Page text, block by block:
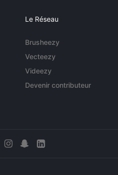
Le Réseau
Brusheezy
Vecteezy
Videezy
Devenir contributeur